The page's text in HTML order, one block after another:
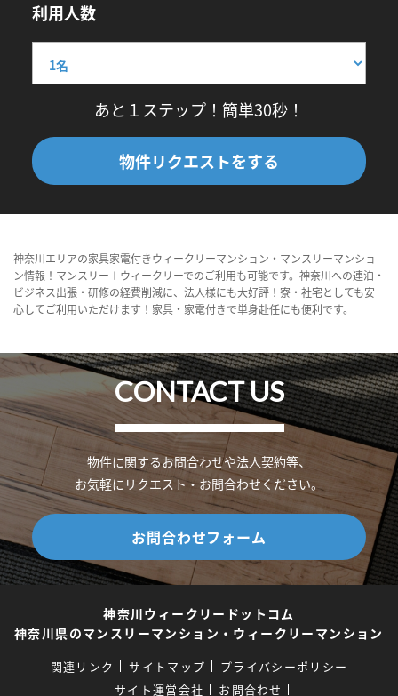
利用人数
あと１ステップ！簡単30秒！
物件リクエストをする
神奈川エリアの家具家電付きウィークリーマンション・マンスリーマンショ
ン情報！マンスリー＋ウィークリーでのご利用も可能です。神奈川への連泊・
ビジネス出張・研修の経費削減に、法人様にも大好評！寮・社宅としても安
心してご利用いただけます！家具・家電付きで単身赴任にも便利です。
CONTACT US
物件に関するお問合わせや法人契約等、
お気軽にリクエスト・お問合わせください。
お問合わせフォーム
神奈川ウィークリードットコム
神奈川県のマンスリーマンション・ウィークリーマンション
関連リンク サイトマップ
プライバシーポリシー
サイト運営会社
お問合わせ